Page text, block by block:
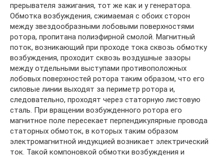
прерывателя зажигания, тот же как и у генератора.
Обмотка возбуждения, сжимаемая с обоих сторон
между звездообразными лобовыми поверхностями
ротора, пропитана полиэфирной смолой. Магнитный
поток, возникающий при проходе тока сквозь обмотку
возбуждения, проходит сквозь воздушные зазоры
между отдельными выступами противоположных
лобовых поверхностей ротора таким образом, что его
силовые линии выходят за периметр ротора и,
следовательно, проходят через статорную листовую
сталь. При вращении возбужденного ротора его
магнитное поле пересекает перпендикулярные провода
статорных обмоток, в которых таким образом
электромагнитной индукцией возникает электрический
ток. Такой компоновкой обмотки возбуждения и